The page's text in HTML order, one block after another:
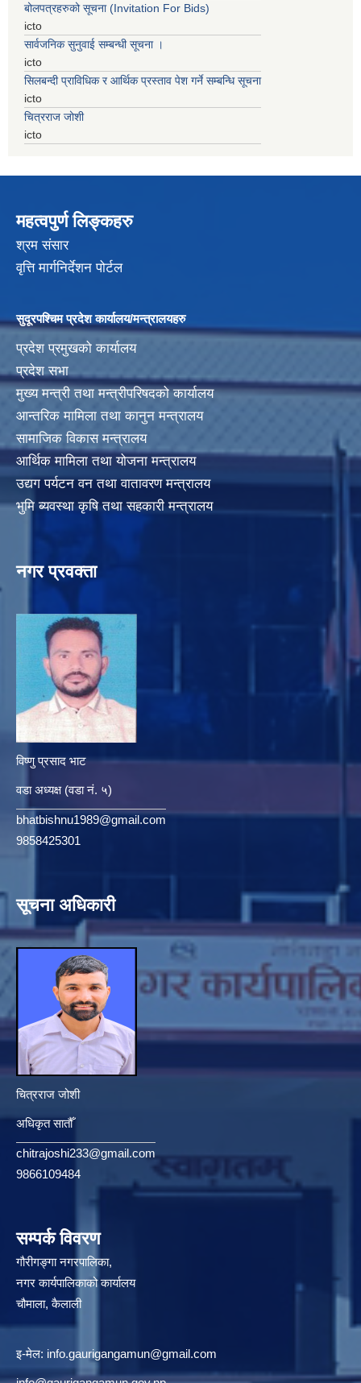
बोलपत्रहरुको सूचना (Invitation For Bids)
icto
सार्वजनिक सुनुवाई सम्बन्धी सूचना ।
icto
सिलबन्दी प्राविधिक र आर्थिक प्रस्ताव पेश गर्ने सम्बन्धि सूचना
icto
चित्रराज जोशी
icto
महत्वपुर्ण लिङ्कहरु
श्रम संसार
वृत्ति मार्गनिर्देशन पोर्टल
सुदूरपश्चिम प्रदेश कार्यालय/मन्त्रालयहरु
प्रदेश प्रमुखको कार्यालय
प्रदेश सभा
मुख्य मन्त्री तथा मन्त्रीपरिषदको कार्यालय
आन्तरिक मामिला तथा कानुन मन्त्रालय
सामाजिक विकास मन्त्रालय
आर्थिक मामिला तथा योजना मन्त्रालय
उद्यग पर्यटन वन तथा वातावरण मन्त्रालय
भुमि ब्यवस्था कृषि तथा सहकारी मन्त्रालय
नगर प्रवक्ता
विष्णु प्रसाद भाट
वडा अध्यक्ष (वडा नं. ५)
bhatbishnu1989@gmail.com
9858425301
सूचना अधिकारी
चित्रराज जोशी
अधिकृत सातौँ
chitrajoshi233@gmail.com
9866109484
सम्पर्क विवरण
गौरीगङ्गा नगरपालिका,
नगर कार्यपालिकाको कार्यालय
चौमाला, कैलाली
इ-मेल: info.gaurigangamun@gmail.com